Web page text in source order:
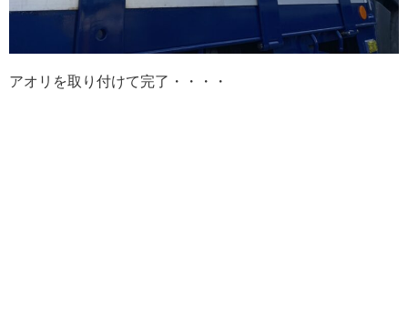
アオリを取り付けて完了・・・・